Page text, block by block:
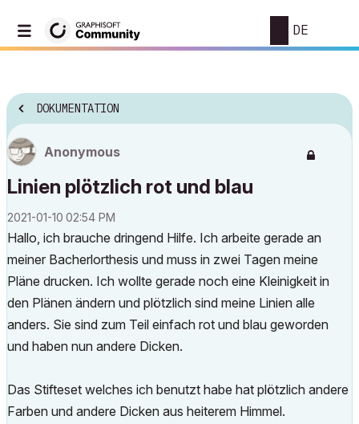
DE
DOKUMENTATION
Anonymous
Linien plötzlich rot und blau
‎2021-01-10 02:54 PM
Hallo, ich brauche dringend Hilfe. Ich arbeite gerade an
meiner Bacherlorthesis und muss in zwei Tagen meine
Pläne drucken. Ich wollte gerade noch eine Kleinigkeit in
den Plänen ändern und plötzlich sind meine Linien alle
anders. Sie sind zum Teil einfach rot und blau geworden
und haben nun andere Dicken.
Das Stifteset welches ich benutzt habe hat plötzlich andere
Farben und andere Dicken aus heiterem Himmel.